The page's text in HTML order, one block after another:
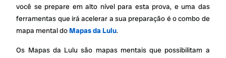
você se prepare em alto nível para esta prova, e uma das
ferramentas que irá acelerar a sua preparação é o combo de
mapa mental doMapas da Lulu.
Os Mapas da Lulu são mapas mentais que possibilitam a